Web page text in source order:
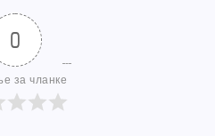
0
за чланке